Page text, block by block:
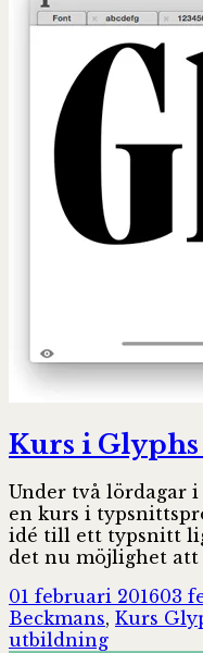
Kurs i Glyphs
Under två lördagar
en kurs i
idé till ett typsnitt
det nu möjlighet
Postat
01 februari 201603
Beckmans, Kurs
utbildning